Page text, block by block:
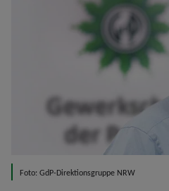
Foto: GdP-Direktionsgruppe NRW